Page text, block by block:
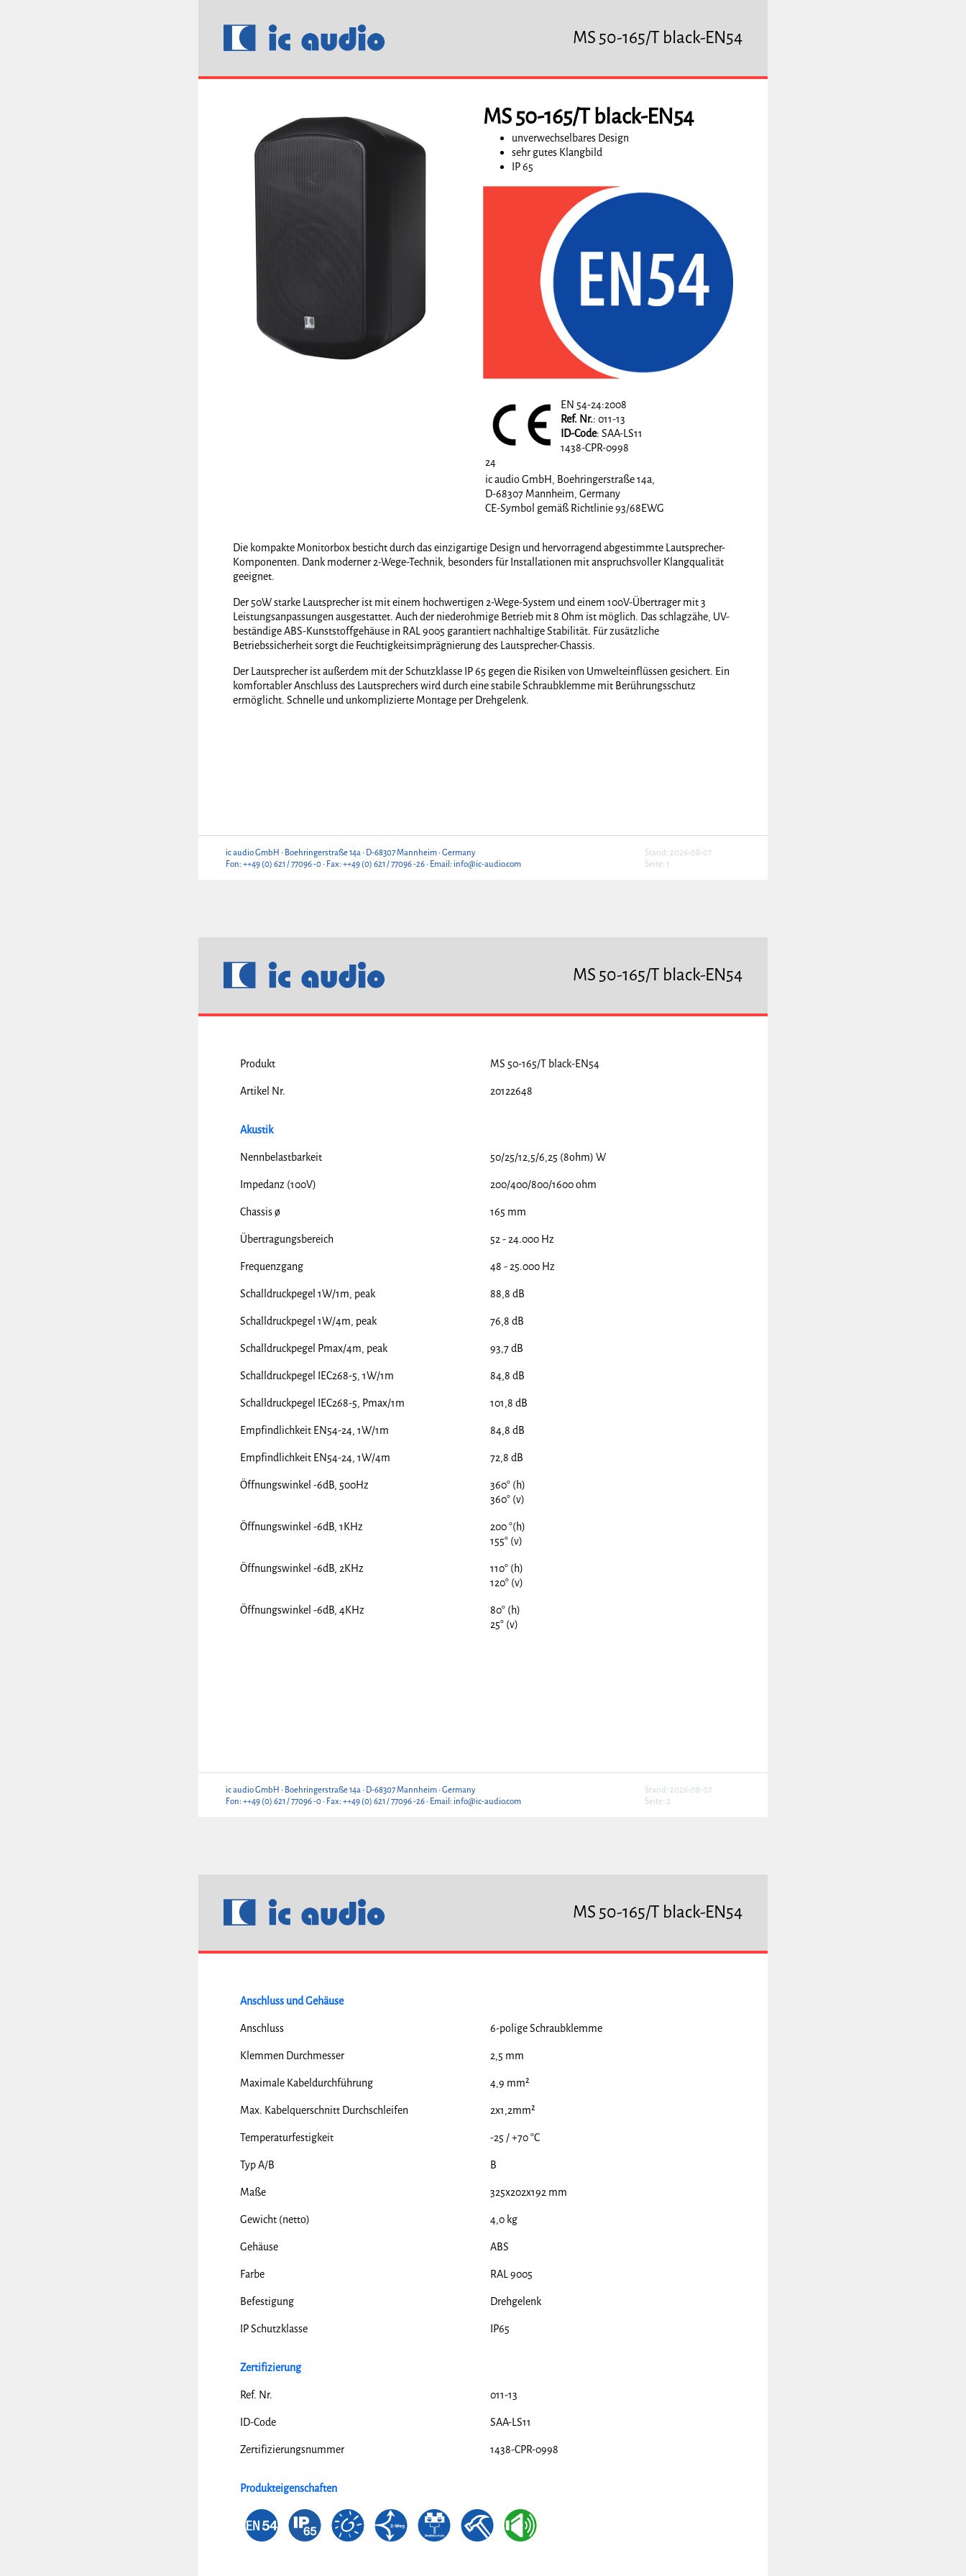
MS 50-165/T black-EN54
MS 50-165/T black-EN54
unverwechselbares Design
sehr gutes Klangbild
IP 65
24
EN 54-24:2008
Ref. Nr.: 011-13
ID-Code: SAA-LS11
1438-CPR-0998
ic audio GmbH, Boehringerstraße 14a,
D-68307 Mannheim, Germany
CE-Symbol gemäß Richtlinie 93/68EWG
Die kompakte Monitorbox besticht durch das einzigartige Design und hervorragend abgestimmte Lautsprecher-
Komponenten. Dank moderner 2-Wege-Technik, besonders für Installationen mit anspruchsvoller Klangqualität
geeignet.
Der 50W starke Lautsprecher ist mit einem hochwertigen 2-Wege-System und einem 100V-Übertrager mit 3
Leistungsanpassungen ausgestattet. Auch der niederohmige Betrieb mit 8 Ohm ist möglich. Das schlagzähe, UV-
beständige ABS-Kunststoffgehäuse in RAL 9005 garantiert nachhaltige Stabilität. Für zusätzliche
Betriebssicherheit sorgt die Feuchtigkeitsimprägnierung des Lautsprecher-Chassis.
Der Lautsprecher ist außerdem mit der Schutzklasse IP 65 gegen die Risiken von Umwelteinflüssen gesichert. Ein
komfortabler Anschluss des Lautsprechers wird durch eine stabile Schraubklemme mit Berührungsschutz
ermöglicht. Schnelle und unkomplizierte Montage per Drehgelenk.
ic audio GmbH • Boehringerstraße 14a • D-68307 Mannheim • Germany
Fon: ++49 (0) 621 / 77096 -0 • Fax: ++49 (0) 621 / 77096 -26 • Email: info@ic-audio.com
Stand: 2026-08-07
Seite: 1
MS 50-165/T black-EN54
Produkt
MS 50-165/T black-EN54
Artikel Nr.
20122648
Akustik
Nennbelastbarkeit
50/25/12,5/6,25 (8ohm) W
Impedanz (100V)
200/400/800/1600 ohm
Chassis ø
165 mm
Übertragungsbereich
52 - 24.000 Hz
Frequenzgang
48 - 25.000 Hz
Schalldruckpegel 1W/1m, peak
88,8 dB
Schalldruckpegel 1W/4m, peak
76,8 dB
Schalldruckpegel Pmax/4m, peak
93,7 dB
Schalldruckpegel IEC268-5, 1W/1m
84,8 dB
Schalldruckpegel IEC268-5, Pmax/1m
101,8 dB
Empfindlichkeit EN54-24, 1W/1m
84,8 dB
Empfindlichkeit EN54-24, 1W/4m
72,8 dB
Öffnungswinkel -6dB, 500Hz
360° (h)
360° (v)
Öffnungswinkel -6dB, 1KHz
200 °(h)
155° (v)
Öffnungswinkel -6dB, 2KHz
110° (h)
120° (v)
Öffnungswinkel -6dB, 4KHz
80° (h)
25° (v)
ic audio GmbH • Boehringerstraße 14a • D-68307 Mannheim • Germany
Fon: ++49 (0) 621 / 77096 -0 • Fax: ++49 (0) 621 / 77096 -26 • Email: info@ic-audio.com
Stand: 2026-08-07
Seite: 2
MS 50-165/T black-EN54
Anschluss und Gehäuse
Anschluss
6-polige Schraubklemme
Klemmen Durchmesser
2,5 mm
Maximale Kabeldurchführung
4,9 mm²
Max. Kabelquerschnitt Durchschleifen
2x1,2mm²
Temperaturfestigkeit
-25 / +70 °C
Typ A/B
B
Maße
325x202x192 mm
Gewicht (netto)
4,0 kg
Gehäuse
ABS
Farbe
RAL 9005
Befestigung
Drehgelenk
IP Schutzklasse
IP65
Zertifizierung
Ref. Nr.
011-13
ID-Code
SAA-LS11
Zertifizierungsnummer
1438-CPR-0998
Produkteigenschaften